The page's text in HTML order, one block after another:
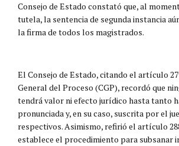
Consejo de Estado constató que, al
tutela, la sentencia de segunda instancia
la firma de todos los magistrados.
El Consejo de Estado, citando el artículo
General del Proceso (CGP), recordó que
tendrá valor ni efecto jurídico hasta tanto
pronunciada y, en su caso, suscrita por el
respectivos. Asimismo, refirió el artículo
establece el procedimiento para subsanar